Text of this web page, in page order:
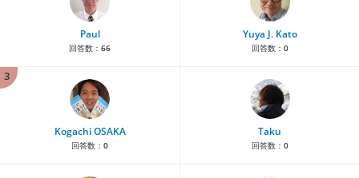
Paul
回答数： 66
Yuya J. Kato
回答数： 0
3
Kogachi OSAKA
回答数： 0
Taku
回答数： 0